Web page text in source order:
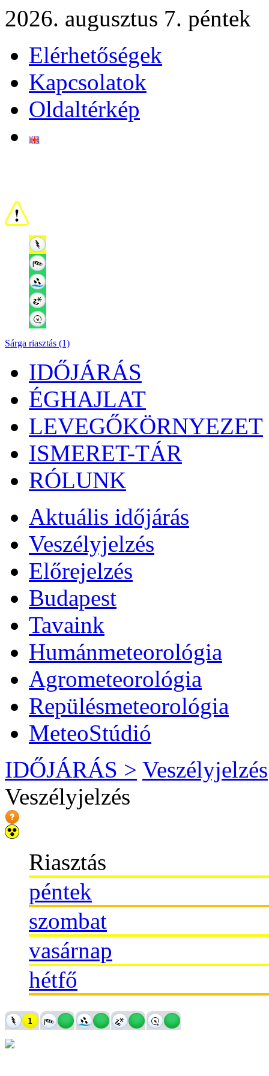
2026. augusztus 7. péntek
Elérhetőségek
Kapcsolatok
Oldaltérkép
Sárga riasztás (1)
IDŐJÁRÁS
ÉGHAJLAT
LEVEGŐKÖRNYEZET
ISMERET-TÁR
RÓLUNK
Aktuális időjárás
Veszélyjelzés
Előrejelzés
Budapest
Tavaink
Humánmeteorológia
Agrometeorológia
Repülésmeteorológia
MeteoStúdió
IDŐJÁRÁS > Veszélyjelzés
Veszélyjelzés
Riasztás
péntek
szombat
vasárnap
hétfő